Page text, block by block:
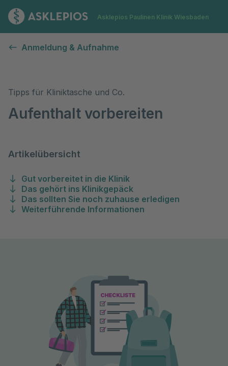
Zur Startseite
Asklepios Paulinen Klinik Wiesbaden
Anmeldung & Aufnahme
Tipps für Kliniktasche und Co.
Aufenthalt vorbereiten
Artikelübersicht
Gut vorbereitet in die Klinik
Das gehört ins Klinikgepäck
Das sollten Sie noch zuhause erledigen
Weiterführende Informationen